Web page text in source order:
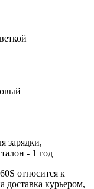
зарядки,
- 1 год
относится к
доставка курьером,